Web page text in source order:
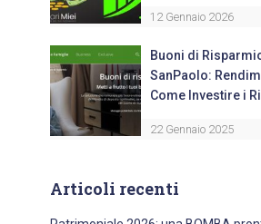
12 Gennaio 2026
Buoni di
SanPaolo:
Come Investire i
22 Gennaio 2025
Articoli recenti